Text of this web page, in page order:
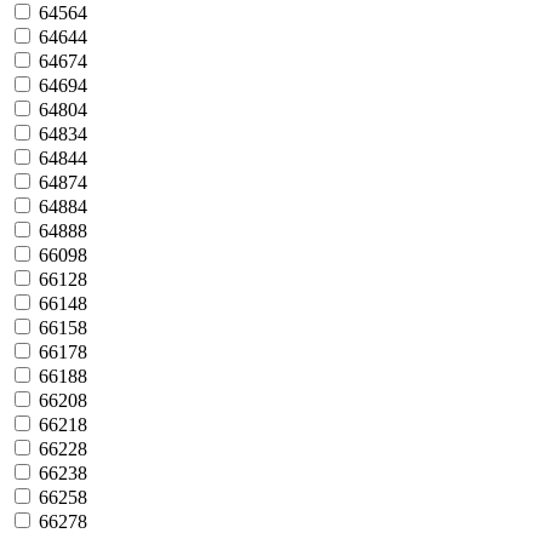
64564
64644
64674
64694
64804
64834
64844
64874
64884
64888
66098
66128
66148
66158
66178
66188
66208
66218
66228
66238
66258
66278